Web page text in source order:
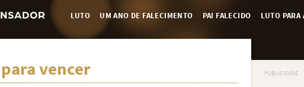
LUTO UM ANO DE FALECIMENTO PAI FALECIDO LUTO PARA
vencer